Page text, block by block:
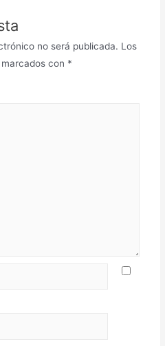
no será publicada. Los
con *